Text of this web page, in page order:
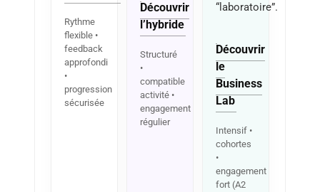
Rythme
flexible •
feedback
approfondi
•
progression
sécurisée
Découvrir
l’hybride
Structuré
•
compatible
activité •
engagement
régulier
“laboratoire”.
Découvrir
le
Business
Lab
Intensif •
cohortes
•
engagement
fort (A2